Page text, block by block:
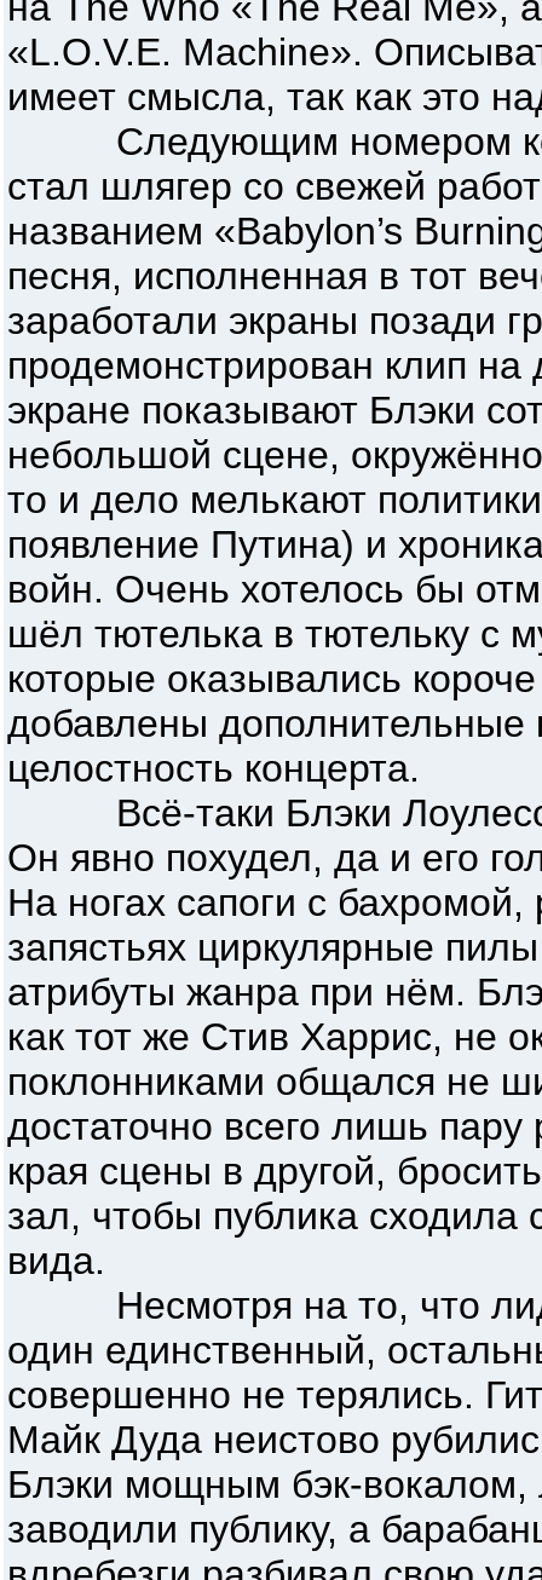
«L.O.V.E. Machine».
имеет смысла, так как это
Следующим номером
стал шлягер со свежей
названием «Babylon’s
песня, исполненная в тот
заработали экраны позади
продемонстрирован клип
экране показывают Блэки
небольшой сцене,
то и дело мелькают
появление Путина) и
войн. Очень хотелось бы
шёл тютелька в тютельку с
которые оказывались
добавлены дополнительные
целостность концерта.
Всё-таки Блэки Лоулесс
Он явно похудел, да и его
На ногах сапоги с бахромой,
запястьях циркулярные
атрибуты жанра при нём.
как тот же Стив Харрис, не
поклонниками общался не
достаточно всего лишь пару
края сцены в другой,
зал, чтобы публика сходила
вида.
Несмотря на то, что
один единственный,
совершенно не терялись.
Майк Дуда неистово
Блэки мощным бэк-вокалом,
заводили публику, а